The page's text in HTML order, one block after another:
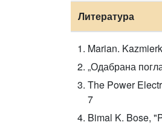
Литература
Marian.
„Одабрана
The Power
7
Bimal K. Bose,